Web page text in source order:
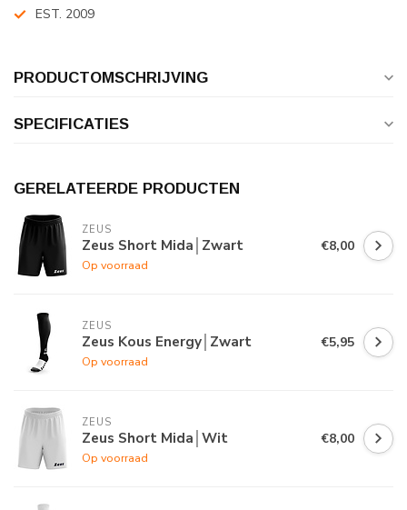
EST. 2009
PRODUCTOMSCHRIJVING
SPECIFICATIES
GERELATEERDE PRODUCTEN
ZEUS
Zeus Short Mida│Zwart
Op voorraad
€8,00
ZEUS
Zeus Kous Energy│Zwart
Op voorraad
€5,95
ZEUS
Zeus Short Mida│Wit
Op voorraad
€8,00